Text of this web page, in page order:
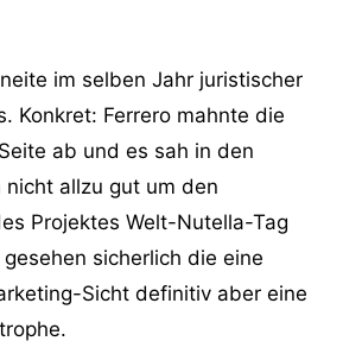
im selben Jahr juristischer
Konkret: Ferrero mahnte die
ab und es sah in den
nicht allzu gut um den
Projektes Welt-Nutella-Tag
sicherlich die eine
Sicht definitiv aber eine